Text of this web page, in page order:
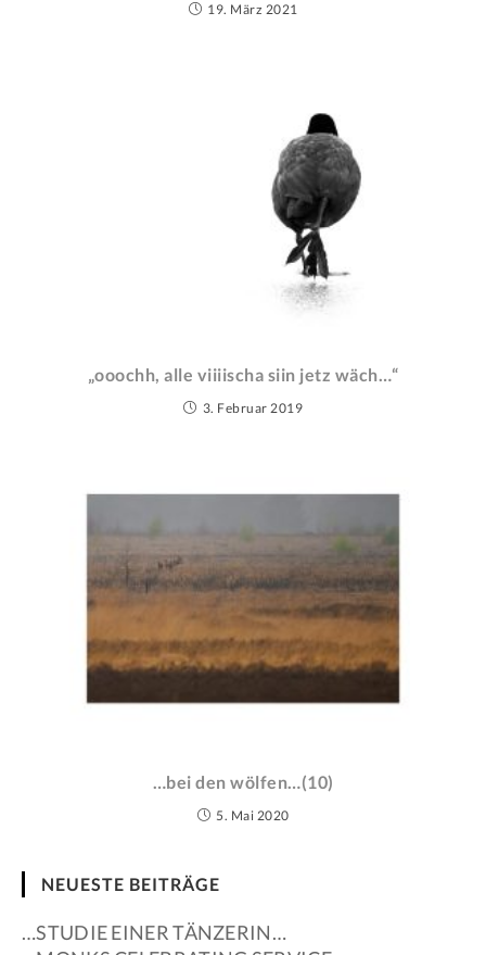
19. März 2021
„ooochh, alle viiiischa siin jetz wäch…“
3. Februar 2019
…bei den wölfen…(10)
5. Mai 2020
NEUESTE BEITRÄGE
…STUDIE EINER TÄNZERIN…